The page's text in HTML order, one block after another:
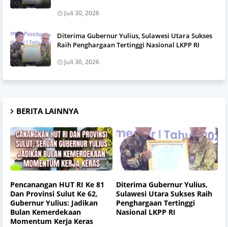
Juli 30, 2026
Diterima Gubernur Yulius, Sulawesi Utara Sukses
Raih Penghargaan Tertinggi Nasional LKPP RI
Juli 30, 2026
BERITA LAINNYA
Pencanangan HUT RI Ke 81
Dan Provinsi Sulut Ke 62,
Gubernur Yulius: Jadikan
Bulan Kemerdekaan
Momentum Kerja Keras
Diterima Gubernur Yulius,
Sulawesi Utara Sukses Raih
Penghargaan Tertinggi
Nasional LKPP RI